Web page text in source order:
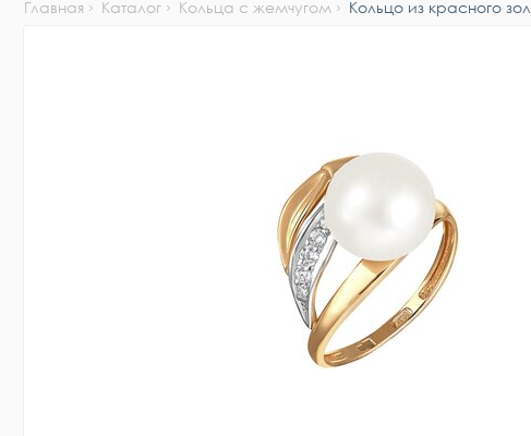
Главная Каталог Кольца с жемчугом Кольцо из красного